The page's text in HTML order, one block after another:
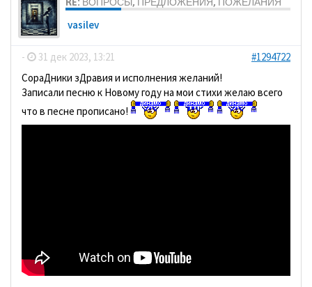
vasilev
- 31 дек 2023, 13:21
#1294722
СораДники зДравия и исполнения желаний!
Записали песню к Новому году на мои стихи желаю всего
что в песне прописано!